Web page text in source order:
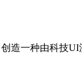
造一种由科技UI